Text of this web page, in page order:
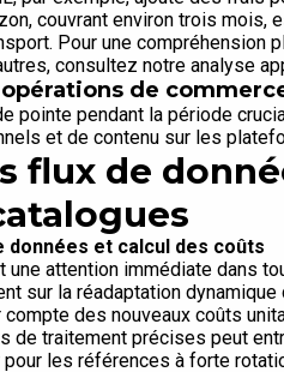
couvrant environ trois
Pour une compréhension
consultez notre analyse
de
pointe pendant la période
et de contenu sur les
flux de
données et calcul des coûts
attention immédiate dans
sur la réadaptation
des nouveaux coûts
de traitement précises peut
les références à forte